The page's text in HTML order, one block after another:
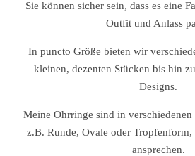
Sie können sicher sein, dass es eine
Outfit und Anlass
In puncto Größe bieten wir
kleinen, dezenten Stücken bis hin
Designs.
Meine Ohrringe sind in
z.B. Runde, Ovale oder Tropfenform,
ansprechen.